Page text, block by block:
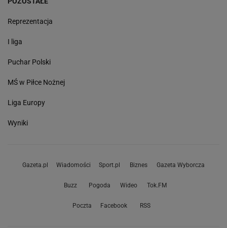
Reprezentacja
I liga
Puchar Polski
MŚ w Piłce Nożnej
Liga Europy
Wyniki
Gazeta.pl Wiadomości Sport.pl Biznes Gazeta Wyborcza
Buzz Pogoda Wideo Tok.FM
Poczta Facebook RSS